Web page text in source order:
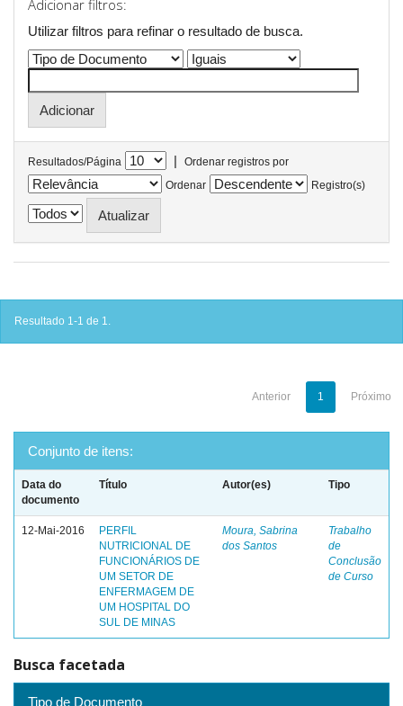
Adicionar filtros:
Utilizar filtros para refinar o resultado de busca.
Resultados/Página |
Ordenar registros por
Ordenar
Registro(s)
Resultado 1-1 de 1.
Anterior 1 Próximo
Conjunto de itens:
Data do
documento
Título Autor(es) Tipo
12-Mai-2016
PERFIL
NUTRICIONAL DE
FUNCIONÁRIOS DE
UM SETOR DE
ENFERMAGEM DE
UM HOSPITAL DO
SUL DE MINAS
Moura, Sabrina
dos Santos
Trabalho
de
Conclusão
de Curso
Busca facetada
Tipo de Documento